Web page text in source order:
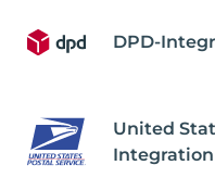
DPD-
United